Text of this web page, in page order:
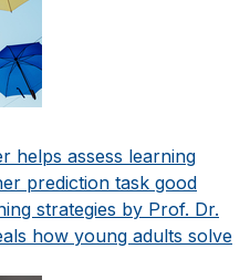
helps assess learning
prediction task good
strategies by Prof. Dr.
how young adults solve